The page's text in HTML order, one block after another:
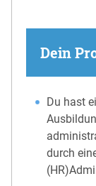
Dein
Du hast
durch